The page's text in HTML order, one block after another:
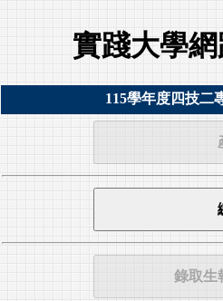
實踐大學
115學年度四技二